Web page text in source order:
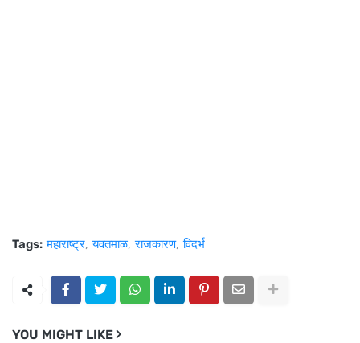
Tags: महाराष्ट्र यवतमाळ राजकारण विदर्भ
YOU MIGHT LIKE